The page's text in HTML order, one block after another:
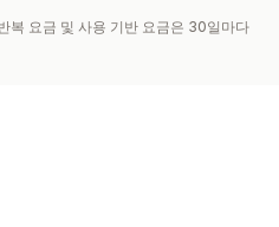
복 요금 및 사용 기반 요금은 30일마다